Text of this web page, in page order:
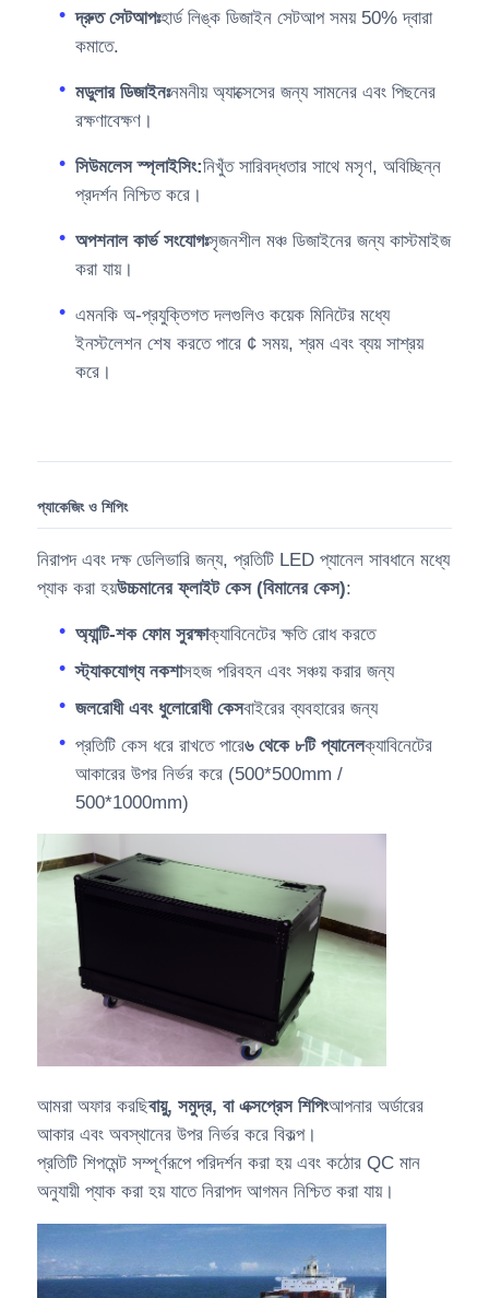
দ্রুত সেটআপঃহার্ড লিঙ্ক ডিজাইন সেটআপ সময় 50% দ্বারা
কমাতে.
মডুলার ডিজাইনঃনমনীয় অ্যাক্সেসের জন্য সামনের এবং পিছনের
রক্ষণাবেক্ষণ।
সিউমলেস স্প্লাইসিং:নিখুঁত সারিবদ্ধতার সাথে মসৃণ, অবিচ্ছিন্ন
প্রদর্শন নিশ্চিত করে।
অপশনাল কার্ভ সংযোগঃসৃজনশীল মঞ্চ ডিজাইনের জন্য কাস্টমাইজ
করা যায়।
এমনকি অ-প্রযুক্তিগত দলগুলিও কয়েক মিনিটের মধ্যে
ইনস্টলেশন শেষ করতে পারে ¢ সময়, শ্রম এবং ব্যয় সাশ্রয়
করে।
প্যাকেজিং ও শিপিং
নিরাপদ এবং দক্ষ ডেলিভারি জন্য, প্রতিটি LED প্যানেল সাবধানে মধ্যে
প্যাক করা হয়উচ্চমানের ফ্লাইট কেস (বিমানের কেস):
অ্যান্টি-শক ফোম সুরক্ষাক্যাবিনেটের ক্ষতি রোধ করতে
স্ট্যাকযোগ্য নকশাসহজ পরিবহন এবং সঞ্চয় করার জন্য
জলরোধী এবং ধুলোরোধী কেসবাইরের ব্যবহারের জন্য
প্রতিটি কেস ধরে রাখতে পারে৬ থেকে ৮টি প্যানেলক্যাবিনেটের
আকারের উপর নির্ভর করে (500*500mm /
500*1000mm)
আমরা অফার করছিবায়ু, সমুদ্র, বা এক্সপ্রেস শিপিংআপনার অর্ডারের
আকার এবং অবস্থানের উপর নির্ভর করে বিকল্প।
প্রতিটি শিপমেন্ট সম্পূর্ণরূপে পরিদর্শন করা হয় এবং কঠোর QC মান
অনুযায়ী প্যাক করা হয় যাতে নিরাপদ আগমন নিশ্চিত করা যায়।